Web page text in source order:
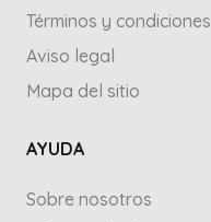
Términos y condiciones
Aviso legal
Mapa del sitio
AYUDA
Sobre nosotros